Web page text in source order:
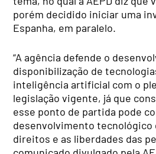
porém decidido iniciar uma
Espanha, em paralelo.
“A agência defende o
disponibilização de
inteligência artificial com o
legislação vigente, já que
esse ponto de partida pode
desenvolvimento tecnológico
direitos e as liberdades das